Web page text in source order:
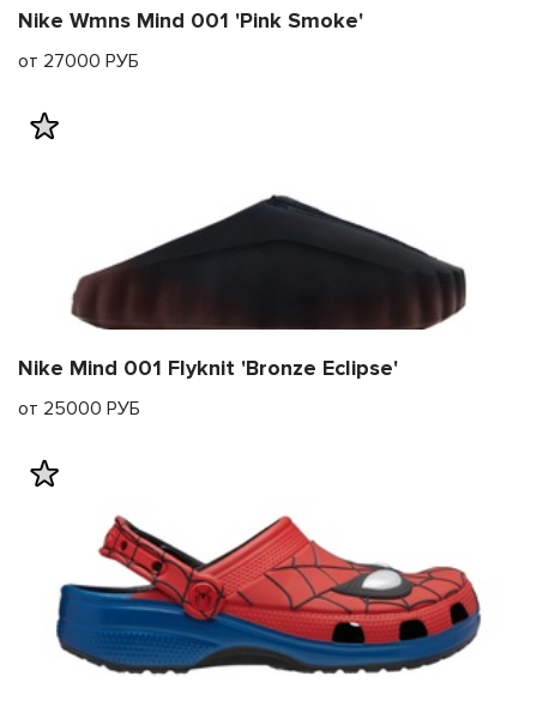
Nike Wmns Mind 001 'Pink Smoke'
от 27000 РУБ
Nike Mind 001 Flyknit 'Bronze Eclipse'
от 25000 РУБ